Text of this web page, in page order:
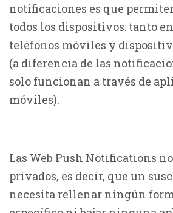
notificaciones es que
todos los dispositivos: tanto
teléfonos móviles y
(a diferencia de las
solo funcionan a través de
móviles).
Las Web Push Notifications
privados, es decir, que un
necesita rellenar ningún